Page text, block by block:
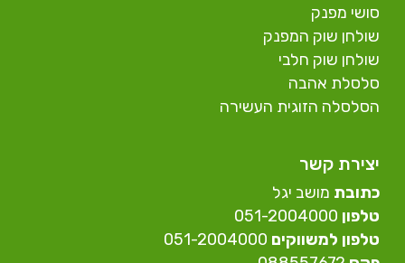
סושי מפנק
שולחן שוק המפנק
שולחן שוק חלבי
סלסלת אהבה
הסלסלה הזוגית העשירה
יצירת קשר
כתובת מושב יגל
טלפון
טלפון למשווקים